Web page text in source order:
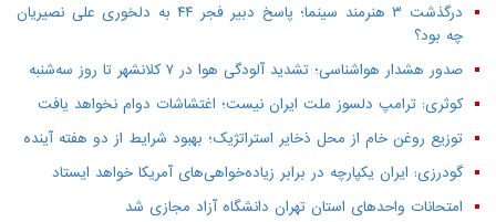
درگذشت ۳ هنرمند سینما؛ پاسخ دبیر فجر ۴۴ به دلخوری علی نصیریان
چه بود؟
صدور هشدار هواشناسی؛ تشدید آلودگی هوا در ۷ کلانشهر تا روز سه‌شنبه
کوثری: ترامپ دلسوز ملت ایران نیست؛ اغتشاشات دوام نخواهد یافت
توزیع روغن خام از محل ذخایر استراتژیک؛ بهبود شرایط از دو هفته آینده
گودرزی: ایران یکپارچه در برابر زیاده‌خواهی‌های آمریکا خواهد ایستاد
امتحانات واحدهای استان تهران دانشگاه آزاد مجازی شد